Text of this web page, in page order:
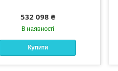
532 098 ₴
В наявності
Купити